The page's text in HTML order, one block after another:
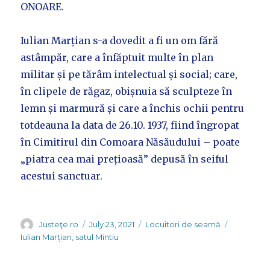
ONOARE.
Iulian Marțian s-a dovedit a fi un om fără
astâmpăr, care a înfăptuit multe în plan
militar și pe tărâm intelectual și social; care,
în clipele de răgaz, obișnuia să sculpteze în
lemn și marmură și care a închis ochii pentru
totdeauna la data de 26.10. 1937, fiind îngropat
în Cimitirul din Comoara Năsăudului – poate
„piatra cea mai prețioasă” depusă în seiful
acestui sanctuar.
Author
Justeţe.ro
Posted
on
July 23, 2021 Categories
Locuitori de seamă
Iulian Marțian, satul Mintiu